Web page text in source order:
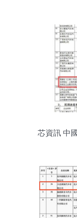
芯資訊 中